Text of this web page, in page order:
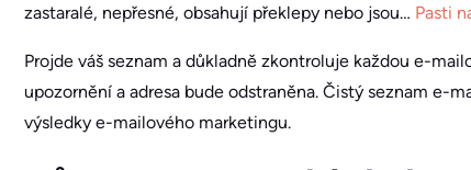
zastaralé, nepřesné, obsahují překlepy nebo jsou… Pasti
Projde váš seznam a důkladně zkontroluje každou e-
upozornění a adresa bude odstraněna. Čistý seznam e-
výsledky e-mailového marketingu.